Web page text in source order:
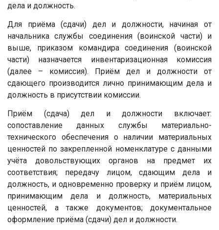
дела и должность.
Для приёма (сдачи) дел и должности, начиная от
начальника службы соединения (воинской части) и
выше, приказом командира соединения (воинской
части) назначается инвентаризационная комиссия
(далее – комиссия). Приём дел и должности от
сдающего производится лично принимающим дела и
должность в присутствии комиссии.
Приём (сдача) дел и должности включает:
сопоставление данных службы материально-
технического обеспечения о наличии материальных
ценностей по закрепленной номенклатуре с данными
учёта довольствующих органов на предмет их
соответствия; передачу лицом, сдающим дела и
должность, и одновременно проверку и приём лицом,
принимающим дела и должность, материальных
ценностей, а также документов; документальное
оформление приёма (сдачи) дел и должности.